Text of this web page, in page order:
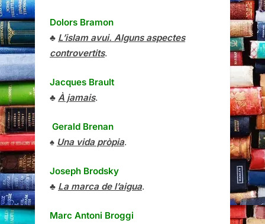
Dolors Bramon
♣ L’islam avui. Alguns aspectes
controvertits.
Jacques Brault
♣ À jamais.
Gerald Brenan
♠ Una vida pròpia.
Joseph Brodsky
♣ La marca de l’aigua.
Marc Antoni Broggi